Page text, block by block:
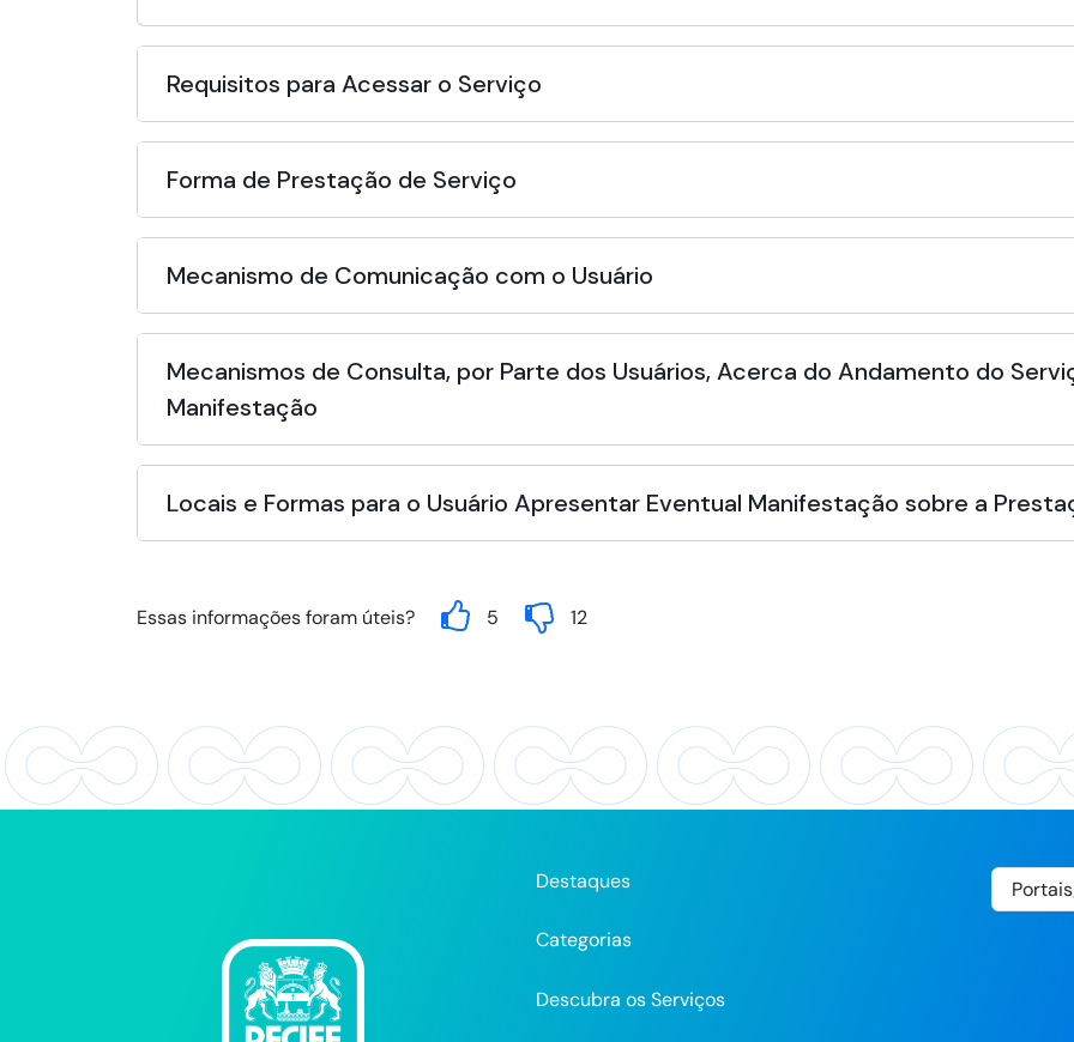
Requisitos para Acessar o Serviço
Forma de Prestação de Serviço
Mecanismo de Comunicação com o Usuário
Mecanismos de Consulta, por Parte dos Usuários, Acerca do Andamento do
Manifestação
Locais e Formas para o Usuário Apresentar Eventual Manifestação sobre a
Essas informações foram úteis? 5 12
Destaques
Categorias
Descubra os Serviços